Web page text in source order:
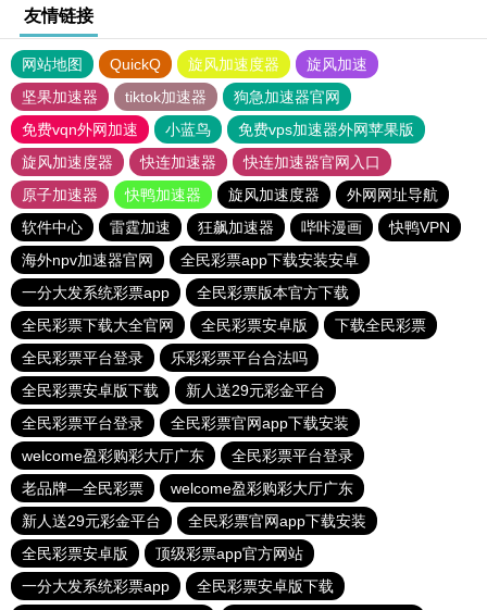
友情链接
网站地图 QuickQ 旋风加速度器
旋风加速
坚果加速器
tiktok加速器
狗急加速器官网
免费vqn外网加速
小蓝鸟
免费vps加速器外网苹果版
旋风加速度器
快连加速器
快连加速器官网入口
原子加速器
快鸭加速器 旋风加速度器
外网网址导航
软件中心
雷霆加速 狂飙加速器 哔咔漫画
快鸭VPN
海外npv加速器官网
全民彩票app下载安装安卓
一分大发系统彩票app
全民彩票版本官方下载
全民彩票下载大全官网
全民彩票安卓版
下载全民彩票
全民彩票平台登录
乐彩彩票平台合法吗
全民彩票安卓版下载
新人送29元彩金平台
全民彩票平台登录
全民彩票官网app下载安装
welcome盈彩购彩大厅广东
全民彩票平台登录
老品牌—全民彩票
welcome盈彩购彩大厅广东
新人送29元彩金平台
全民彩票官网app下载安装
全民彩票安卓版
顶级彩票app官方网站
一分大发系统彩票app
全民彩票安卓版下载